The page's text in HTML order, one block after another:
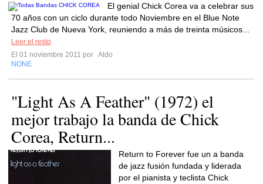
El genial Chick Corea va a celebrar sus
70 años con un ciclo durante todo Noviembre en el Blue Note
Jazz Club de Nueva York, reuniendo a más de treinta músicos...
Leer el resto
El 01 noviembre 2011 por Aldo
NONE
"Light As A Feather" (1972) el
mejor trabajo la banda de Chick
Corea, Return...
Return to Forever fue un a banda
de jazz fusión fundada y liderada
por el pianista y teclista Chick